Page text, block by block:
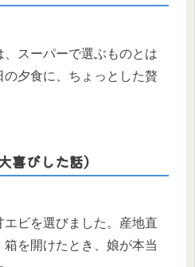
スーパーで選ぶものとは
夕食に、ちょっとした贅
びした話）
ビを選びました。産地直
を開けたとき、娘が本当